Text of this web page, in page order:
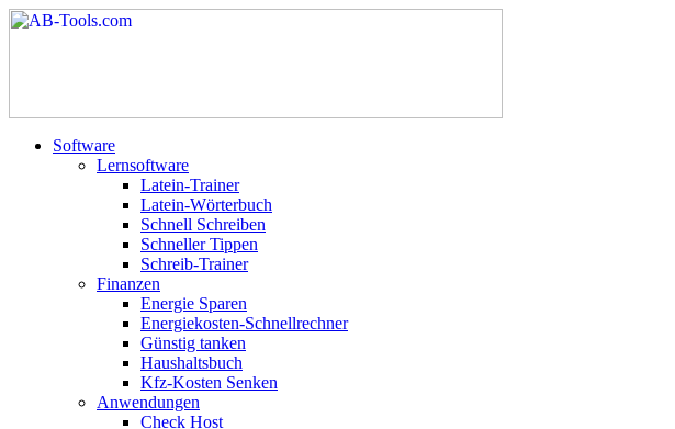
Software
Lernsoftware
Latein-Trainer
Latein-Wörterbuch
Schnell Schreiben
Schneller Tippen
Schreib-Trainer
Finanzen
Energie Sparen
Energiekosten-Schnellrechner
Günstig tanken
Haushaltsbuch
Kfz-Kosten Senken
Anwendungen
Check Host